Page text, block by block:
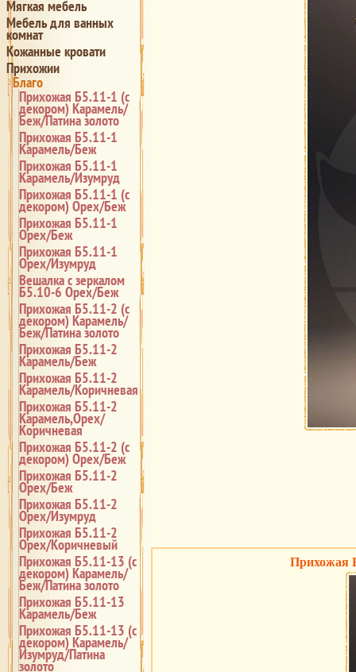
Мягкая мебель
Мебель для ванных
комнат
Кожанные кровати
Прихожии
Благо
Прихожая Б5.11-1 (с
декором) Карамель/
Беж/Патина золото
Прихожая Б5.11-1
Карамель/Беж
Прихожая Б5.11-1
Карамель/Изумруд
Прихожая Б5.11-1 (с
декором) Орех/Беж
Прихожая Б5.11-1
Орех/Беж
Прихожая Б5.11-1
Орех/Изумруд
Вешалка с зеркалом
Б5.10-6 Орех/Беж
Прихожая Б5.11-2 (с
декором) Карамель/
Беж/Патина золото
Прихожая Б5.11-2
Карамель/Беж
Прихожая Б5.11-2
Карамель/Коричневая
Прихожая Б5.11-2
Карамель,Орех/
Коричневая
Прихожая Б5.11-2 (с
декором) Орех/Беж
Прихожая Б5.11-2
Орех/Беж
Прихожая Б5.11-2
Орех/Изумруд
Прихожая Б5.11-2
Орех/Коричневый
Прихожая Б5.11-13 (с
декором) Карамель/
Беж/Патина золото
Прихожая Б5.11-13
Карамель/Беж
Прихожая Б5.11-13 (с
декором) Карамель/
Изумруд/Патина
золото
Прихожая